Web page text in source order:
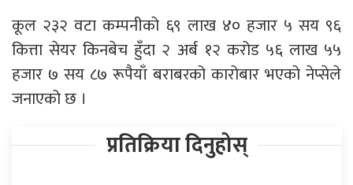
कूल २३२ वटा कम्पनीको ६९ लाख ४० हजार ५ सय ९६
कित्ता सेयर किनबेच हुँदा २ अर्ब १२ करोड ५६ लाख ५५
हजार ७ सय ८७ रूपैयाँ बराबरको कारोबार भएको नेप्सेले
जनाएको छ ।
प्रतिक्रिया दिनुहोस्